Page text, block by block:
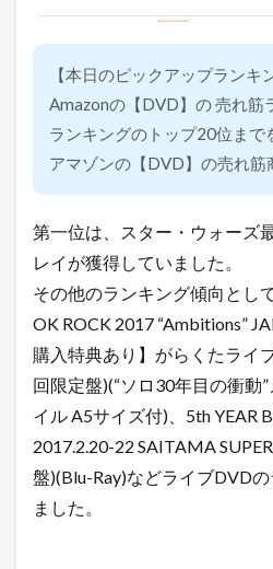
【本日のピックアップランキ
Amazonの【DVD】の 売れ筋
ランキングのトップ20位まで
アマゾンの【DVD】の売れ筋
第一位は、スター・ウォーズ
レイが獲得していました。
その他のランキング傾向とし
OK ROCK 2017 “Ambitions”
購入特典あり】がらくたライ
回限定盤)(“ソロ30年目の衝動
イル A5サイズ付)、5th YEAR
2017.2.20-22 SAITAMA
盤)(Blu-Ray)などライブDVD
ました。